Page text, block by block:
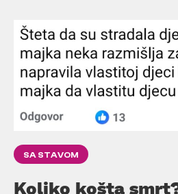
SA STAVOM
Koliko košta